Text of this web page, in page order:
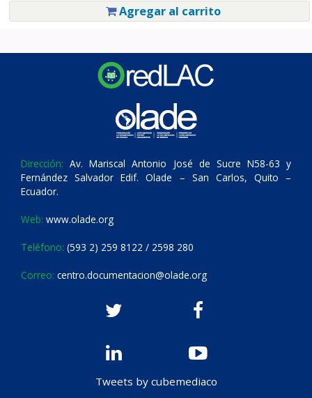
Agregar al carrito
Dirección: Av. Mariscal Antonio José de Sucre N58-63 y
Fernández Salvador Edif. Olade – San Carlos, Quito –
Ecuador.
Web: www.olade.org
Teléfono: (593 2) 259 8122 / 2598 280
Correo: centro.documentacion@olade.org
Tweets by cubemediaco